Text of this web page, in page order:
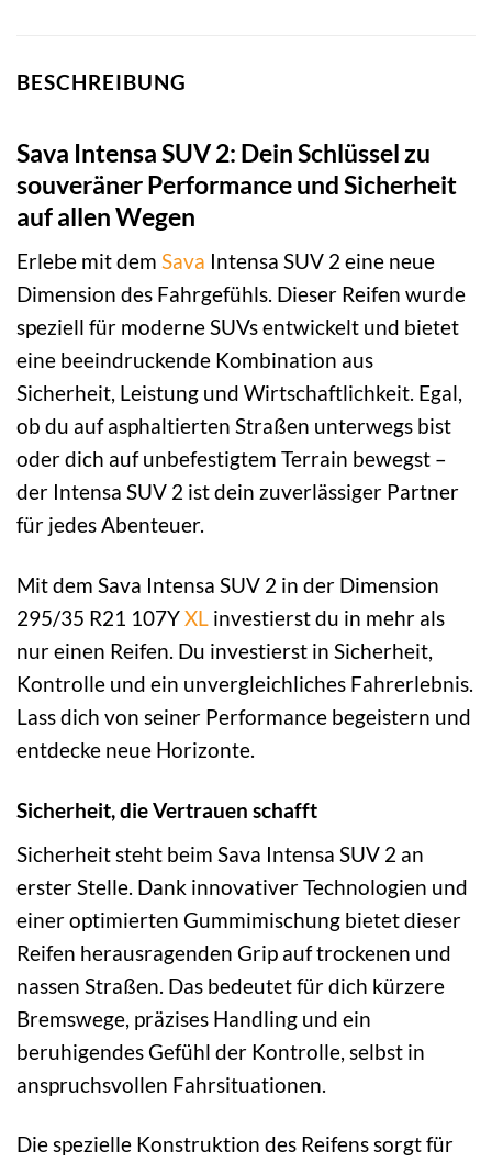
BESCHREIBUNG
Sava Intensa SUV 2: Dein Schlüssel zu
souveräner Performance und Sicherheit
auf allen Wegen
Erlebe mit dem Sava Intensa SUV 2 eine neue
Dimension des Fahrgefühls. Dieser Reifen wurde
speziell für moderne SUVs entwickelt und bietet
eine beeindruckende Kombination aus
Sicherheit, Leistung und Wirtschaftlichkeit. Egal,
ob du auf asphaltierten Straßen unterwegs bist
oder dich auf unbefestigtem Terrain bewegst –
der Intensa SUV 2 ist dein zuverlässiger Partner
für jedes Abenteuer.
Mit dem Sava Intensa SUV 2 in der Dimension
295/35 R21 107YXL investierst du in mehr als
nur einen Reifen. Du investierst in Sicherheit,
Kontrolle und ein unvergleichliches Fahrerlebnis.
Lass dich von seiner Performance begeistern und
entdecke neue Horizonte.
Sicherheit, die Vertrauen schafft
Sicherheit steht beim Sava Intensa SUV 2 an
erster Stelle. Dank innovativer Technologien und
einer optimierten Gummimischung bietet dieser
Reifen herausragenden Grip auf trockenen und
nassen Straßen. Das bedeutet für dich kürzere
Bremswege, präzises Handling und ein
beruhigendes Gefühl der Kontrolle, selbst in
anspruchsvollen Fahrsituationen.
Die spezielle Konstruktion des Reifens sorgt für